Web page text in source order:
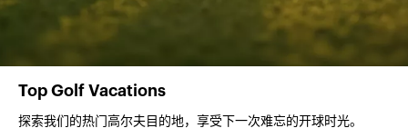
Top Golf Vacations
探索我们的热门高尔夫目的地，享受下一次难忘的开球时光。